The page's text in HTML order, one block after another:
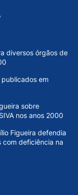
diversos órgãos de
publicados em
sobre
nos anos 2000
Figueira defendia
com deficiência na